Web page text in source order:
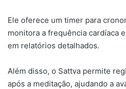
Ele oferece um timer para
monitora a frequência cardíaca
em relatórios detalhados.
Além disso, o Sattva permite
após a meditação, ajudando a